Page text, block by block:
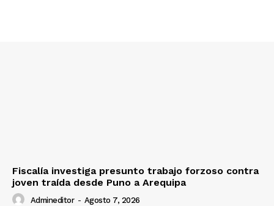
Fiscalía investiga presunto trabajo forzoso contra
joven traída desde Puno a Arequipa
Admineditor - Agosto 7, 2026